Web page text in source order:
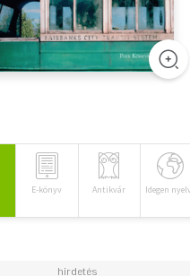
E-könyv Antikvár Idegen